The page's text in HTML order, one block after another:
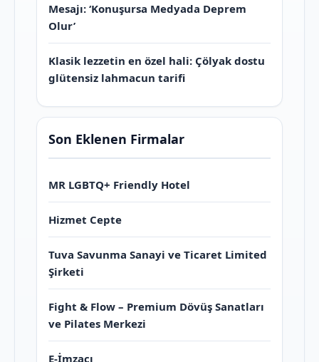
Mesajı: ‘Konuşursa Medyada Deprem
Olur’
Klasik lezzetin en özel hali: Çölyak dostu
glütensiz lahmacun tarifi
Son Eklenen Firmalar
MR LGBTQ+ Friendly Hotel
Hizmet Cepte
Tuva Savunma Sanayi ve Ticaret Limited
Şirketi
Fight & Flow – Premium Dövüş Sanatları
ve Pilates Merkezi
E-İmzacı